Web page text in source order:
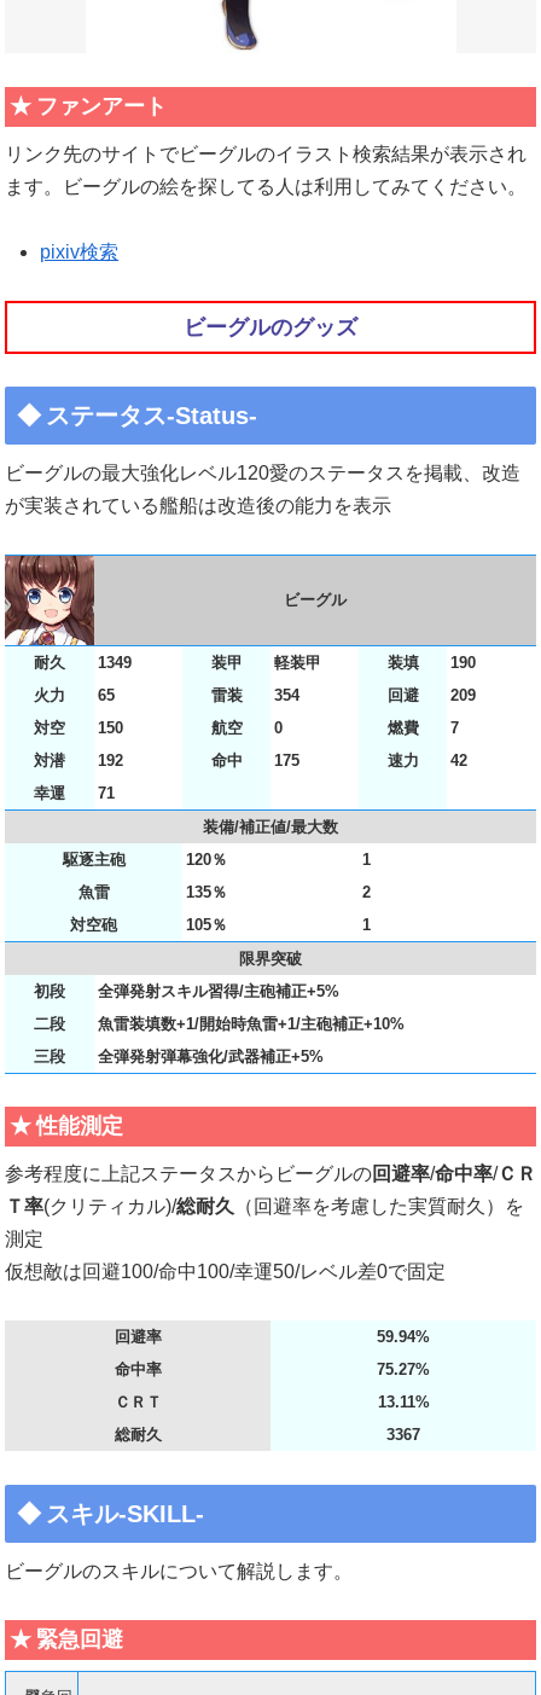
ファンアート
リンク先のサイトでビーグルのイラスト検索結果が表示され
ます。ビーグルの絵を探してる人は利用してみてください。
pixiv検索
ビーグルのグッズ
ステータス-Status-
ビーグルの最大強化レベル120愛のステータスを掲載、改造
が実装されている艦船は改造後の能力を表示
ビーグル
耐久 1349 装甲 軽装甲 装填
190
火力
65 雷装 354 回避
209
対空
150 航空 0 燃費
7
対潜
192 命中 175 速力
42
幸運
71
装備/補正値/最大数
駆逐主砲
120％
1
魚雷
135％
2
対空砲
105％
1
限界突破
初段
全弾発射スキル習得/主砲補正+5%
二段
魚雷装填数+1/開始時魚雷+1/主砲補正+10%
三段
全弾発射弾幕強化/武器補正+5%
性能測定
参考程度に上記ステータスからビーグルの回避率/命中率/ＣＲ
Ｔ率(クリティカル)/総耐久
（回避率を考慮した実質耐久）を
測定
仮想敵は回避100/命中100/幸運50/レベル差0で固定
回避率
59.94%
命中率
75.27%
ＣＲＴ
13.11%
総耐久
3367
スキル-SKILL-
ビーグルのスキルについて解説します。
緊急回避